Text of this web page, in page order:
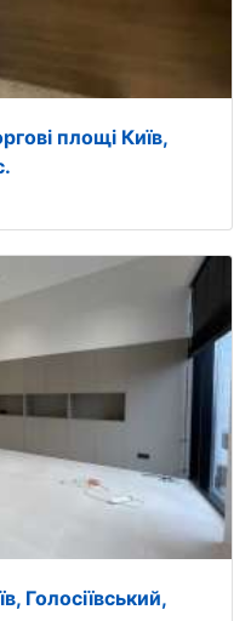
площі Київ,
Голосіївський,